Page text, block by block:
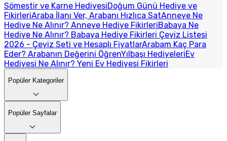
Sömestir ve Karne HediyesiDoğum Günü Hediye ve
FikirleriAraba İlanı Ver, Arabanı Hızlıca SatAnneye Ne
Hediye Ne Alınır? Anneye Hediye FikirleriBabaya Ne
Hediye Ne Alınır? Babaya Hediye Fikirleri Çeyiz Listesi
2026 - Çeyiz Seti ve Hesaplı FiyatlarArabam Kaç Para
Eder? Arabanın Değerini ÖğrenYılbaşı HediyeleriEv
Hediyesi Ne Alınır? Yeni Ev Hediyesi Fikirleri
Popüler Kategoriler
Popüler Sayfalar